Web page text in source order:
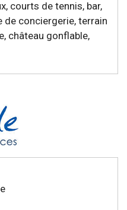
courts de tennis, bar,
conciergerie, terrain
château gonflable,